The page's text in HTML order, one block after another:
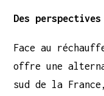
Des
Face au
offre une
sud de la